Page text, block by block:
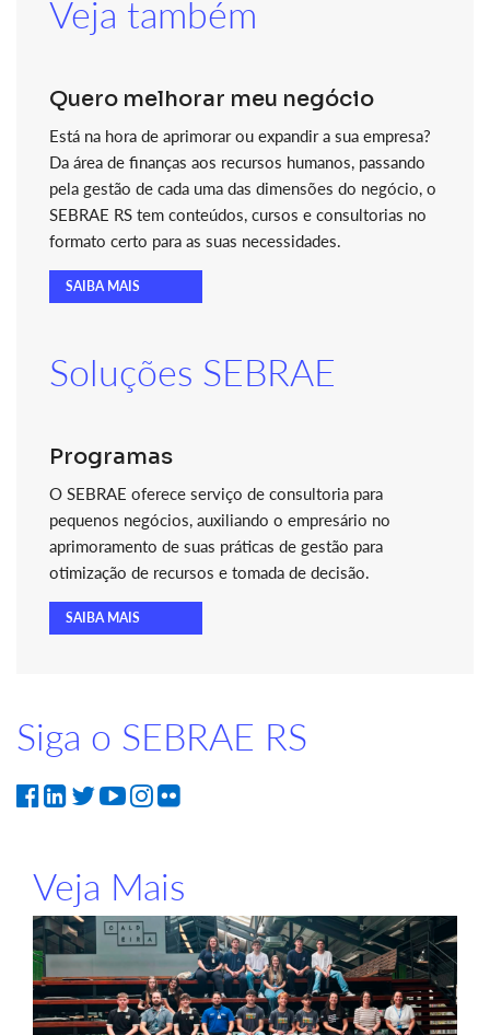
Veja também
Quero melhorar meu negócio
Está na hora de aprimorar ou expandir a sua empresa?
Da área de finanças aos recursos humanos, passando
pela gestão de cada uma das dimensões do negócio, o
SEBRAE RS tem conteúdos, cursos e consultorias no
formato certo para as suas necessidades.
SAIBA MAIS
Soluções SEBRAE
Programas
O SEBRAE oferece serviço de consultoria para
pequenos negócios, auxiliando o empresário no
aprimoramento de suas práticas de gestão para
otimização de recursos e tomada de decisão.
SAIBA MAIS
Siga o SEBRAE RS
Veja Mais